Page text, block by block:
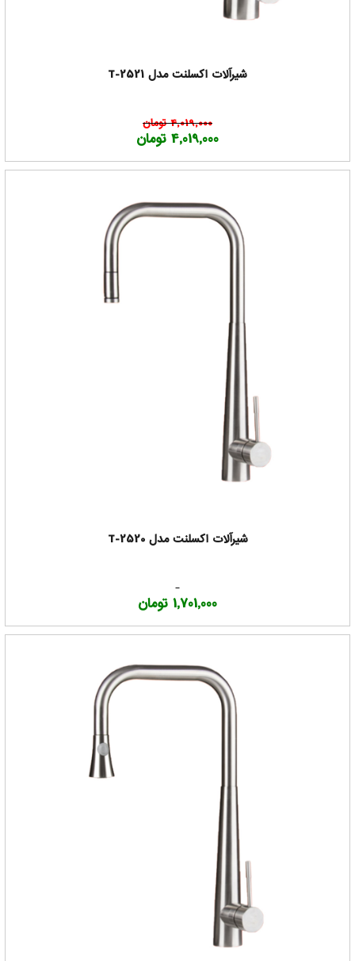
شیرآلات اکسلنت مدل T-2521
4,019,000 تومان
4,019,000 تومان
شیرآلات اکسلنت مدل T-2520
1,701,000 تومان